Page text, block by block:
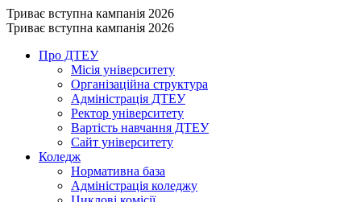
Триває вступна кампанія 2026
Триває вступна кампанія 2026
Про ДТЕУ
Місія університету
Організаційна структура
Адміністрація ДТЕУ
Ректор університету
Вартість навчання ДТЕУ
Сайт університету
Коледж
Нормативна база
Адміністрація коледжу